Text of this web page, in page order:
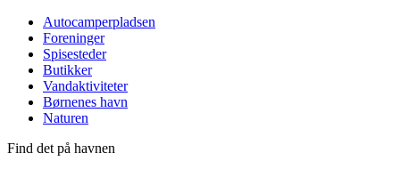
Autocamperpladsen
Foreninger
Spisesteder
Butikker
Vandaktiviteter
Børnenes havn
Naturen
Find det på havnen